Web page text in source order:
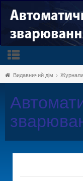
Видавничий дім Журнали